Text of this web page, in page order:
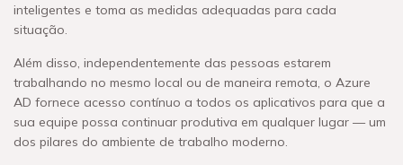
inteligentes e toma as medidas adequadas para cada
situação.
Além disso, independentemente das pessoas estarem
trabalhando no mesmo local ou de maneira remota, o Azure
AD fornece acesso contínuo a todos os aplicativos para que a
sua equipe possa continuar produtiva em qualquer lugar — um
dos pilares do ambiente de trabalho moderno.